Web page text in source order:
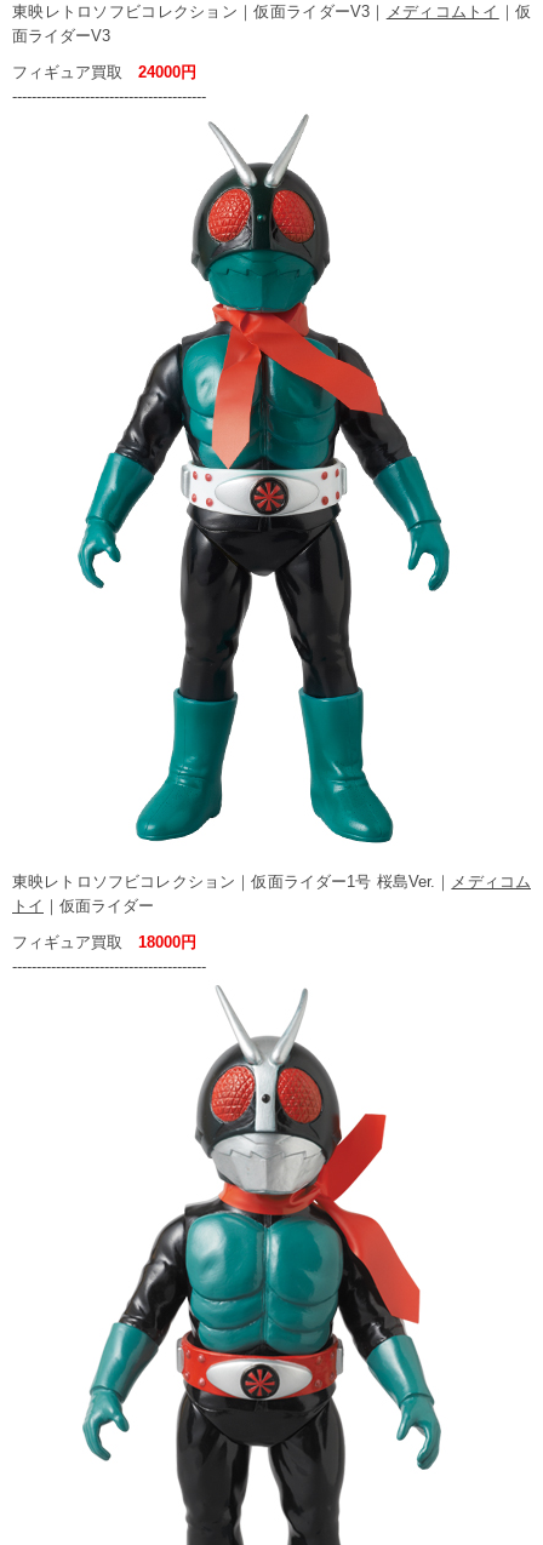
東映レトロソフビコレクション｜仮面ライダーV3｜ メディコムトイ ｜仮
面ライダーV3
フィギュア買取 24000円
----------------------------------------
東映レトロソフビコレクション｜仮面ライダー1号 桜島Ver.｜ メディコム
トイ ｜仮面ライダー
フィギュア買取 18000円
----------------------------------------